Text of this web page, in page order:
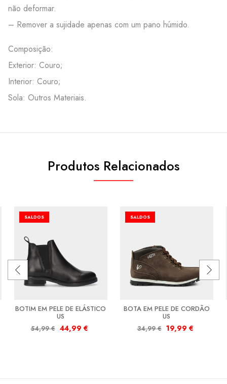
não deformar.
– Remover a sujidade apenas com um pano húmido.
Composição:
Exterior: Couro;
Interior: Couro;
Sola: Outros Materiais.
Produtos Relacionados
SALDOS
BOTIM EM PELE DE ELÁSTICO
US
54,99€ 44,99 €
SALDOS
BOTA EM PELE DE CORDÃO
US
34,99€ 19,99 €